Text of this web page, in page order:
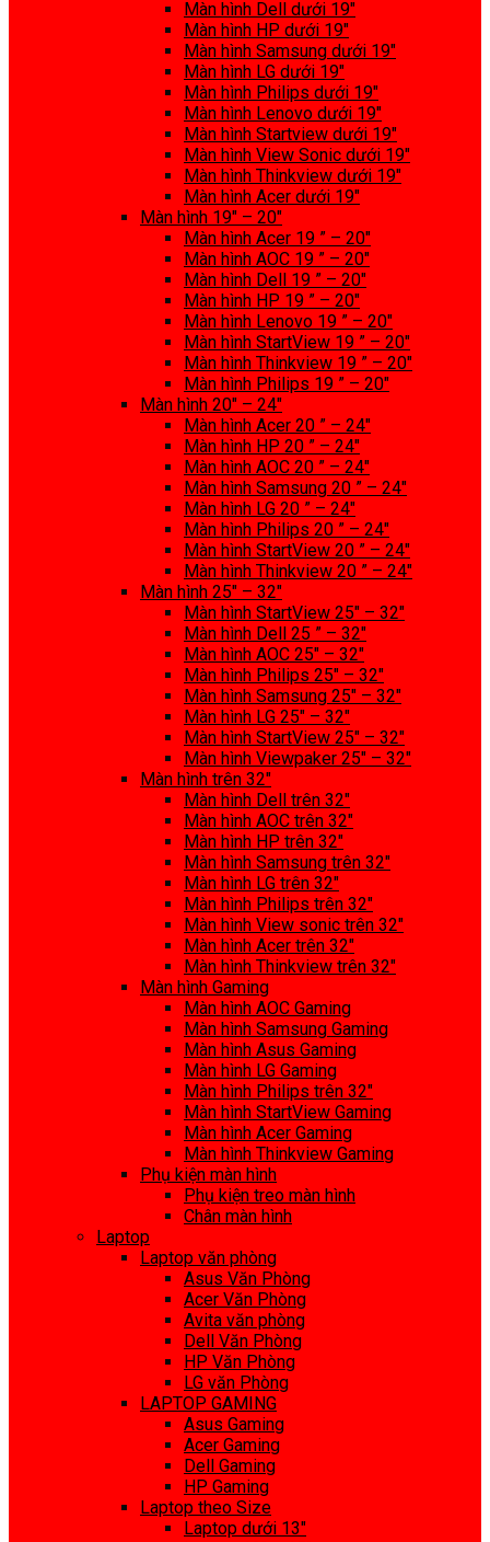
Màn hình Dell dưới 19″
Màn hình HP dưới 19″
Màn hình Samsung dưới 19″
Màn hình LG dưới 19″
Màn hình Philips dưới 19″
Màn hình Lenovo dưới 19″
Màn hình Startview dưới 19″
Màn hình View Sonic dưới 19″
Màn hình Thinkview dưới 19″
Màn hình Acer dưới 19″
Màn hình 19″ – 20″
Màn hình Acer 19 ” – 20″
Màn hình AOC 19 ” – 20″
Màn hình Dell 19 ” – 20″
Màn hình HP 19 ” – 20″
Màn hình Lenovo 19 ” – 20″
Màn hình StartView 19 ” – 20″
Màn hình Thinkview 19 ” – 20″
Màn hình Philips 19 ” – 20″
Màn hình 20″ – 24″
Màn hình Acer 20 ” – 24″
Màn hình HP 20 ” – 24″
Màn hình AOC 20 ” – 24″
Màn hình Samsung 20 ” – 24″
Màn hình LG 20 ” – 24″
Màn hình Philips 20 ” – 24″
Màn hình StartView 20 ” – 24″
Màn hình Thinkview 20 ” – 24″
Màn hình 25″ – 32″
Màn hình StartView 25″ – 32″
Màn hình Dell 25 ” – 32″
Màn hình AOC 25″ – 32″
Màn hình Philips 25″ – 32″
Màn hình Samsung 25″ – 32″
Màn hình LG 25″ – 32″
Màn hình StartView 25″ – 32″
Màn hình Viewpaker 25″ – 32″
Màn hình trên 32″
Màn hình Dell trên 32″
Màn hình AOC trên 32″
Màn hình HP trên 32″
Màn hình Samsung trên 32″
Màn hình LG trên 32″
Màn hình Philips trên 32″
Màn hình View sonic trên 32″
Màn hình Acer trên 32″
Màn hình Thinkview trên 32″
Màn hình Gaming
Màn hình AOC Gaming
Màn hình Samsung Gaming
Màn hình Asus Gaming
Màn hình LG Gaming
Màn hình Philips trên 32″
Màn hình StartView Gaming
Màn hình Acer Gaming
Màn hình Thinkview Gaming
Phụ kiện màn hình
Phụ kiện treo màn hình
Chân màn hình
Laptop
Laptop văn phòng
Asus Văn Phòng
Acer Văn Phòng
Avita văn phòng
Dell Văn Phòng
HP Văn Phòng
LG văn Phòng
LAPTOP GAMING
Asus Gaming
Acer Gaming
Dell Gaming
HP Gaming
Laptop theo Size
Laptop dưới 13″